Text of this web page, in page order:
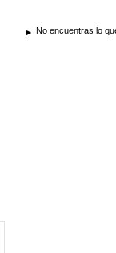
No encuentras lo